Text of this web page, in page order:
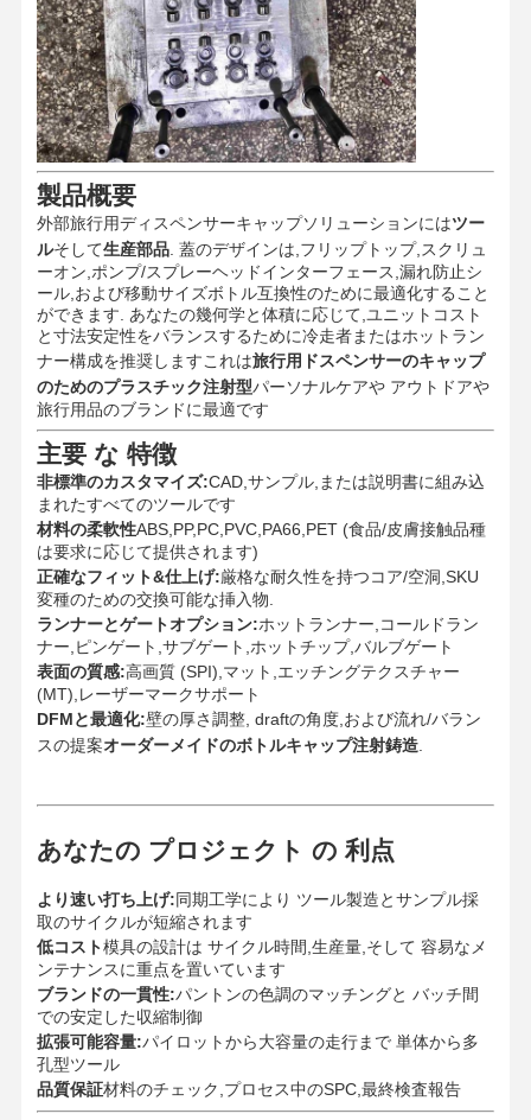
品質管理 お問い合わせ ニュース すべての場合
今雑談しなさ
い
プラスチック射出成形金型
家電の模具
医学の注入型
家庭用射出成形金型
カスタム射出成形金型
注射型製品
ダイカスト金型
製品概要
外部旅行用ディスペンサーキャップソリューションにはツー
ルそして生産部品. 蓋のデザインは,フリップトップ,スクリュ
ーオン,ポンプ/スプレーヘッドインターフェース,漏れ防止シ
ール,および移動サイズボトル互換性のために最適化すること
ができます. あなたの幾何学と体積に応じて,ユニットコスト
と寸法安定性をバランスするために冷走者またはホットラン
ナー構成を推奨しますこれは旅行用ドスペンサーのキャップ
のためのプラスチック注射型パーソナルケアや アウトドアや
旅行用品のブランドに最適です
主要 な 特徴
非標準のカスタマイズ:CAD,サンプル,または説明書に組み込
まれたすべてのツールです
材料の柔軟性ABS,PP,PC,PVC,PA66,PET (食品/皮膚接触品種
は要求に応じて提供されます)
正確なフィット&仕上げ:厳格な耐久性を持つコア/空洞,SKU
変種のための交換可能な挿入物.
ランナーとゲートオプション:ホットランナー,コールドラン
ナー,ピンゲート,サブゲート,ホットチップ,バルブゲート
表面の質感:高画質 (SPI),マット,エッチングテクスチャー
(MT),レーザーマークサポート
DFMと最適化:壁の厚さ調整, draftの角度,および流れ/バラン
スの提案オーダーメイドのボトルキャップ注射鋳造.
あなたの プロジェクト の 利点
より速い打ち上げ:同期工学により ツール製造とサンプル採
取のサイクルが短縮されます
低コスト模具の設計は サイクル時間,生産量,そして 容易なメ
ンテナンスに重点を置いています
ブランドの一貫性:パントンの色調のマッチングと バッチ間
での安定した収縮制御
拡張可能容量:パイロットから大容量の走行まで 単体から多
孔型ツール
品質保証材料のチェック,プロセス中のSPC,最終検査報告